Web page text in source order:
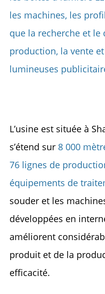
les machines, les
que la recherche et le
production, la vente
lumineuses
L’usine est située à
s’étend sur 8 000
76 lignes de
équipements de
souder et les
développées en
améliorent
produit et de la
efficacité.